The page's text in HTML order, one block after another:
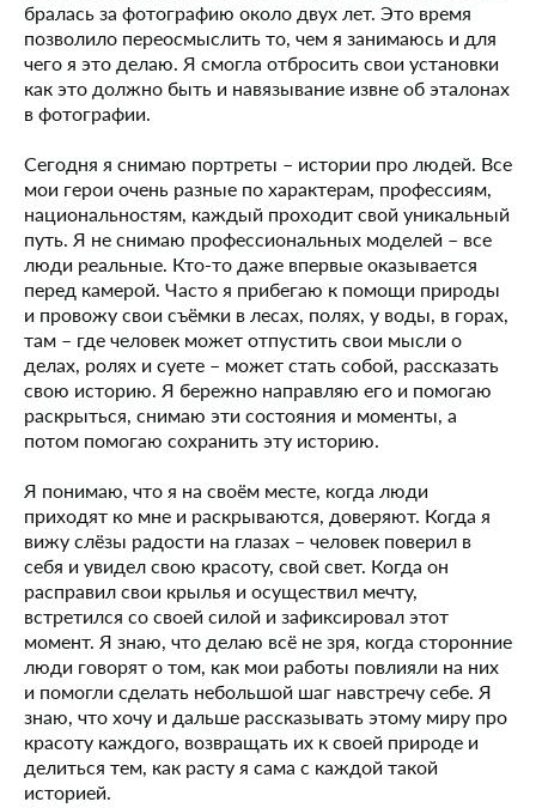
бралась за фотографию около двух лет. Это время
позволило переосмыслить то, чем я занимаюсь и для
чего я это делаю. Я смогла отбросить свои установки
как это должно быть и навязывание извне об эталонах
в фотографии.
Сегодня я снимаю портреты – истории про людей. Все
мои герои очень разные по характерам, профессиям,
национальностям, каждый проходит свой уникальный
путь. Я не снимаю профессиональных моделей – все
люди реальные. Кто-то даже впервые оказывается
перед камерой. Часто я прибегаю к помощи природы
и провожу свои съёмки в лесах, полях, у воды, в горах,
там – где человек может отпустить свои мысли о
делах, ролях и суете – может стать собой, рассказать
свою историю. Я бережно направляю его и помогаю
раскрыться, снимаю эти состояния и моменты, а
потом помогаю сохранить эту историю.
Я понимаю, что я на своём месте, когда люди
приходят ко мне и раскрываются, доверяют. Когда я
вижу слёзы радости на глазах – человек поверил в
себя и увидел свою красоту, свой свет. Когда он
расправил свои крылья и осуществил мечту,
встретился со своей силой и зафиксировал этот
момент. Я знаю, что делаю всё не зря, когда сторонние
люди говорят о том, как мои работы повлияли на них
и помогли сделать небольшой шаг навстречу себе. Я
знаю, что хочу и дальше рассказывать этому миру про
красоту каждого, возвращать их к своей природе и
делиться тем, как расту я сама с каждой такой
историей.